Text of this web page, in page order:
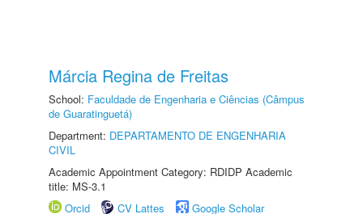
Márcia Regina de Freitas
School: Faculdade de Engenharia e Ciências (Câmpus
de Guaratinguetá)
Department: DEPARTAMENTO DE ENGENHARIA
CIVIL
Academic Appointment Category: RDIDP Academic
title: MS-3.1
Orcid
CV Lattes
Google Scholar